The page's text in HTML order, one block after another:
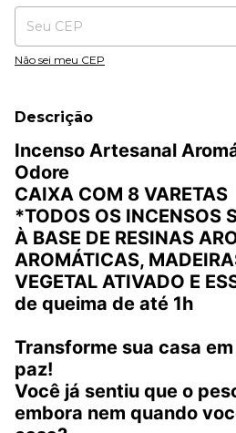
Não sei meu CEP
Descrição
Incenso Artesanal
Odore
CAIXA COM 8 VARETAS
*TODOS OS INCENSOS
À BASE DE RESINAS
AROMÁTICAS,
VEGETAL ATIVADO E
de queima de até 1h
Transforme sua casa
paz!
Você já sentiu que o
embora nem quando